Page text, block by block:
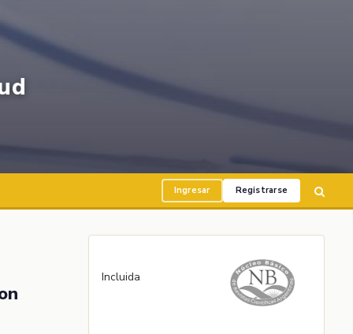
Ingresar Registrarse
Incluida